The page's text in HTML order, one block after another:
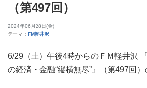
（第497回）
2024年06月28日(金)
テーマ： FM軽井沢
6/29（土） 午後4時からのＦＭ軽井沢
の経済・金融“縦横無尽”』（第497回）